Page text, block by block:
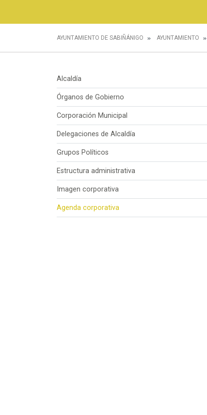
AYUNTAMIENTO DE SABIÑÁNIGO AYUNTAMIENTO
Alcaldía
Órganos de Gobierno
Corporación Municipal
Delegaciones de Alcaldía
Grupos Políticos
Estructura administrativa
Imagen corporativa
Agenda corporativa